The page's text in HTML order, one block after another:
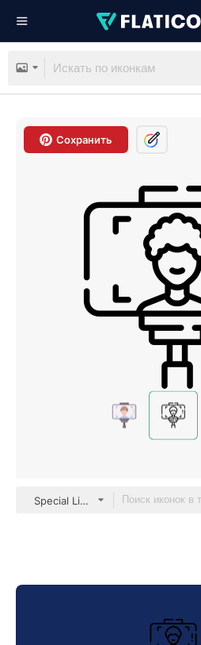
Сохранить
Special Lineal